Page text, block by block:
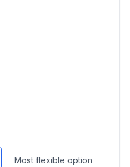
Most flexible option